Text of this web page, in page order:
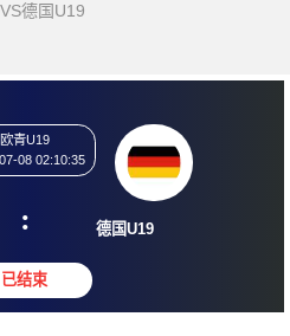
德国U19
2026-07-08 02:10:35
: 德国U19